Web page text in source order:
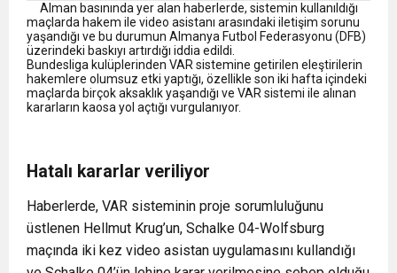
Alman basınında yer alan haberlerde, sistemin kullanıldığı
maçlarda hakem ile video asistanı arasındaki iletişim sorunu
yaşandığı ve bu durumun Almanya Futbol Federasyonu (DFB)
üzerindeki baskıyı artırdığı iddia edildi.
Bundesliga kulüplerinden VAR sistemine getirilen eleştirilerin
hakemlere olumsuz etki yaptığı, özellikle son iki hafta içindeki
maçlarda birçok aksaklık yaşandığı ve VAR sistemi ile alınan
kararların kaosa yol açtığı vurgulanıyor.
Hatalı kararlar veriliyor
Haberlerde, VAR sisteminin proje sorumluluğunu
üstlenen Hellmut Krug’un, Schalke 04-Wolfsburg
maçında iki kez video asistan uygulamasını kullandığı